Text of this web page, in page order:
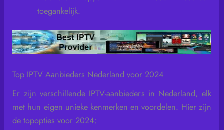
toegankelijk.
Top IPTV Aanbieders Nederland voor 2024
Er zijn verschillende IPTV-aanbieders in Nederland, elk
met hun eigen unieke kenmerken en voordelen. Hier zijn
de topopties voor 2024: